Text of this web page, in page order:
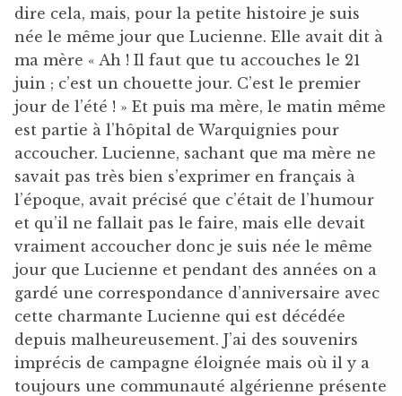
dire cela, mais, pour la petite histoire je suis
née le même jour que Lucienne. Elle avait dit à
ma mère « Ah ! Il faut que tu accouches le 21
juin ; c’est un chouette jour. C’est le premier
jour de l’été ! » Et puis ma mère, le matin même
est partie à l’hôpital de Warquignies pour
accoucher. Lucienne, sachant que ma mère ne
savait pas très bien s’exprimer en français à
l’époque, avait précisé que c’était de l’humour
et qu’il ne fallait pas le faire, mais elle devait
vraiment accoucher donc je suis née le même
jour que Lucienne et pendant des années on a
gardé une correspondance d’anniversaire avec
cette charmante Lucienne qui est décédée
depuis malheureusement. J’ai des souvenirs
imprécis de campagne éloignée mais où il y a
toujours une communauté algérienne présente